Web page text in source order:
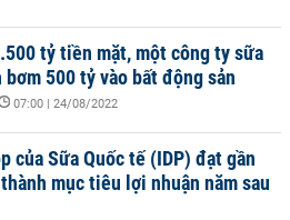
tỷ tiền mặt, một công ty sữa
500 tỷ vào bất động sản
07:00 | 24/08/2022
của Sữa Quốc tế (IDP) đạt gần
mục tiêu lợi nhuận năm sau